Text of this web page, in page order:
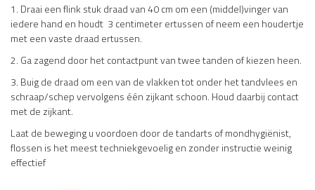
1. Draai een flink stuk draad van 40 cm om een (middel)vinger van
iedere hand en houdt 3 centimeter ertussen of neem een houdertje
met een vaste draad ertussen.
2. Ga zagend door het contactpunt van twee tanden of kiezen heen.
3. Buig de draad om een van de vlakken tot onder het tandvlees en
schraap/schep vervolgens één zijkant schoon. Houd daarbij contact
met de zijkant.
Laat de beweging u voordoen door de tandarts of mondhygiënist,
flossen is het meest techniekgevoelig en zonder instructie weinig
effectief